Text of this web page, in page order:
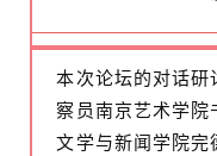
本次论坛的对话研
察员南京艺术学院
文学与新闻学院完